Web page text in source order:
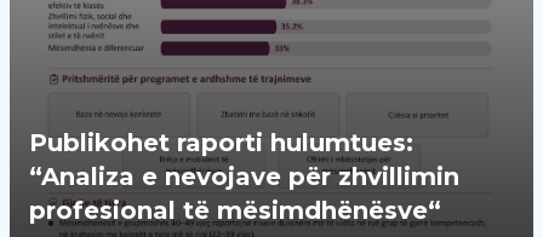
Publikohet raporti hulumtues:
“Analiza e nevojave për zhvillimin
profesional të mësimdhënësve“